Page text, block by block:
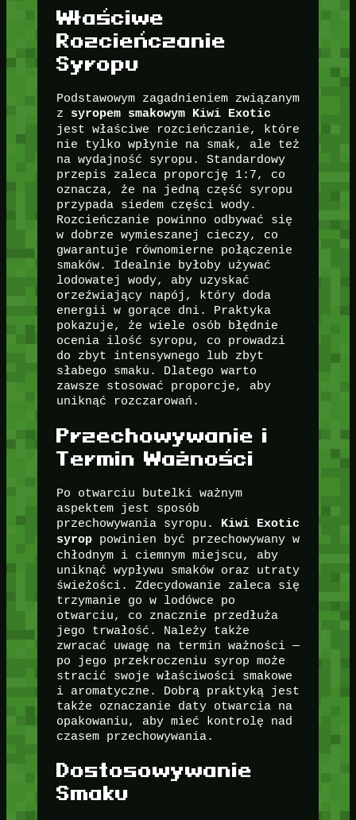
Właściwe
Rozcieńczanie
Syropu
Podstawowym zagadnieniem związanym
z syropem smakowym Kiwi Exotic
jest właściwe rozcieńczanie, które
nie tylko wpłynie na smak, ale też
na wydajność syropu. Standardowy
przepis zaleca proporcję 1:7, co
oznacza, że na jedną część syropu
przypada siedem części wody.
Rozcieńczanie powinno odbywać się
w dobrze wymieszanej cieczy, co
gwarantuje równomierne połączenie
smaków. Idealnie byłoby używać
lodowatej wody, aby uzyskać
orzeźwiający napój, który doda
energii w gorące dni. Praktyka
pokazuje, że wiele osób błędnie
ocenia ilość syropu, co prowadzi
do zbyt intensywnego lub zbyt
słabego smaku. Dlatego warto
zawsze stosować proporcje, aby
uniknąć rozczarowań.
Przechowywanie i
Termin Ważności
Po otwarciu butelki ważnym
aspektem jest sposób
przechowywania syropu. Kiwi Exotic
syroppowinien być przechowywany w
chłodnym i ciemnym miejscu, aby
uniknąć wypływu smaków oraz utraty
świeżości. Zdecydowanie zaleca się
trzymanie go w lodówce po
otwarciu, co znacznie przedłuża
jego trwałość. Należy także
zwracać uwagę na termin ważności —
po jego przekroczeniu syrop może
stracić swoje właściwości smakowe
i aromatyczne. Dobrą praktyką jest
także oznaczanie daty otwarcia na
opakowaniu, aby mieć kontrolę nad
czasem przechowywania.
Dostosowywanie
Smaku